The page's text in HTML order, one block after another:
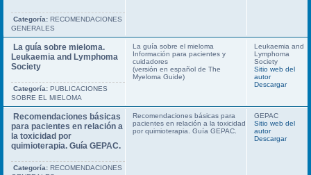
Categoría: RECOMENDACIONES
GENERALES
La guía sobre mieloma.
Leukaemia and Lymphoma
Society
Categoría: PUBLICACIONES
SOBRE EL MIELOMA
La guía sobre el mieloma
Información para pacientes y
cuidadores
(versión en español de The
Myeloma Guide)
Leukaemia and
Lymphoma
Society
Sitio web del
autor
Descargar
Recomendaciones básicas
para pacientes en relación a
la toxicidad por
quimioterapia. Guía GEPAC.
Categoría: RECOMENDACIONES
Recomendaciones básicas para
pacientes en relación a la toxicidad
por quimioterapia. Guía GEPAC.
GEPAC
Sitio web del
autor
Descargar